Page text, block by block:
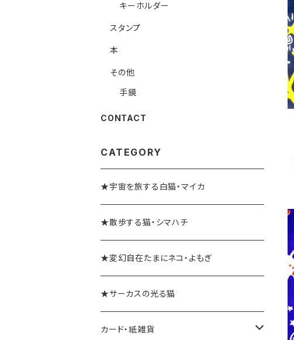
キーホルダー
スタンプ
本
その他
手鏡
CONTACT
CATEGORY
★宇宙を旅する白猫・マイカ
★散歩する猫・シマハチ
★変幻自在たまにネコ・よもぎ
★サーカスの光る猫
カード・紙雑貨